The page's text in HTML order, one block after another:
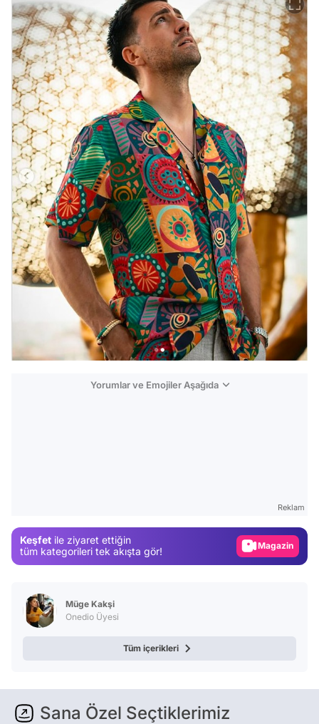
Yorumlar ve Emojiler Aşağıda
Reklam
Keşfet ile ziyaret ettiğin
tüm kategorileri tek akışta gör!
Magazin
Müge Kakşi
Onedio Üyesi
Tüm içerikleri
Sana Özel Seçtiklerimiz